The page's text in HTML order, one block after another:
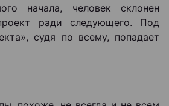
начала, человек склонен
ради следующего. Под
судя по всему, попадает